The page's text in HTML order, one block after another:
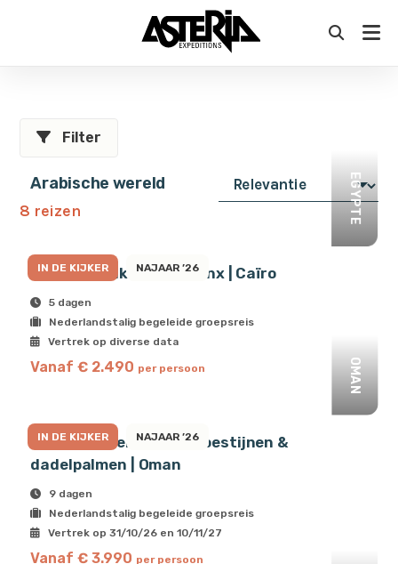
Filter
Arabische wereld
8 reizen
IN DE KIJKER NAJAAR ’26
EGYPTE
Onder de blik van de Sfinx | Caïro
5 dagen
Nederlandstalig begeleide groepsreis
Vertrek op diverse data
Vanaf € 2.490 per persoon
IN DE KIJKER NAJAAR ’26
OMAN
Echo’s tussen oases, woestijnen &
dadelpalmen | Oman
9 dagen
Nederlandstalig begeleide groepsreis
Vertrek op 31/10/26 en 10/11/27
Vanaf € 3.990 per persoon